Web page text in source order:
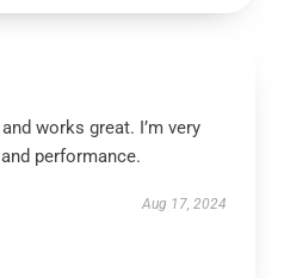
works great. I’m very
performance.
Aug 17, 2024